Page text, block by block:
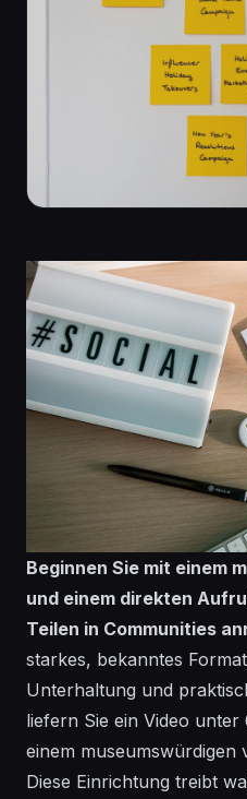
Beginnen Sie mit einem
und einem direkten
Teilen in Communities
starkes, bekanntes
Unterhaltung und
liefern Sie ein Video
einem museumswürdigen
Diese Einrichtung treibt